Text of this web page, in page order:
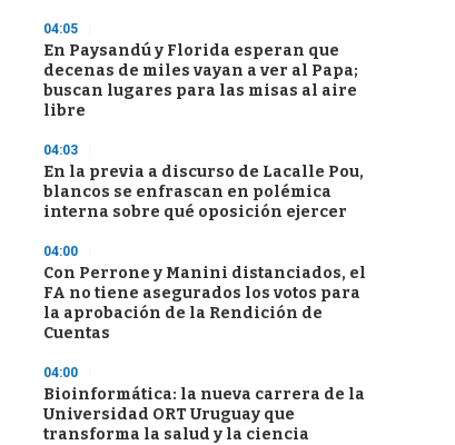
04:05
En Paysandú y Florida esperan que
decenas de miles vayan a ver al Papa;
buscan lugares para las misas al aire
libre
04:03
En la previa a discurso de Lacalle Pou,
blancos se enfrascan en polémica
interna sobre qué oposición ejercer
04:00
Con Perrone y Manini distanciados, el
FA no tiene asegurados los votos para
la aprobación de la Rendición de
Cuentas
04:00
Bioinformática: la nueva carrera de la
Universidad ORT Uruguay que
transforma la salud y la ciencia